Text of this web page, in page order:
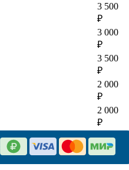
3 500
₽
3 000
₽
3 500
₽
2 000
₽
2 000
₽